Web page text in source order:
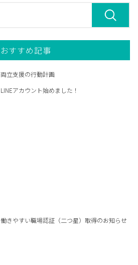
おすすめ記事
両立支援の行動計画
LINEアカウント始めました！
働きやすい職場認証（二つ星）取得のお知らせ